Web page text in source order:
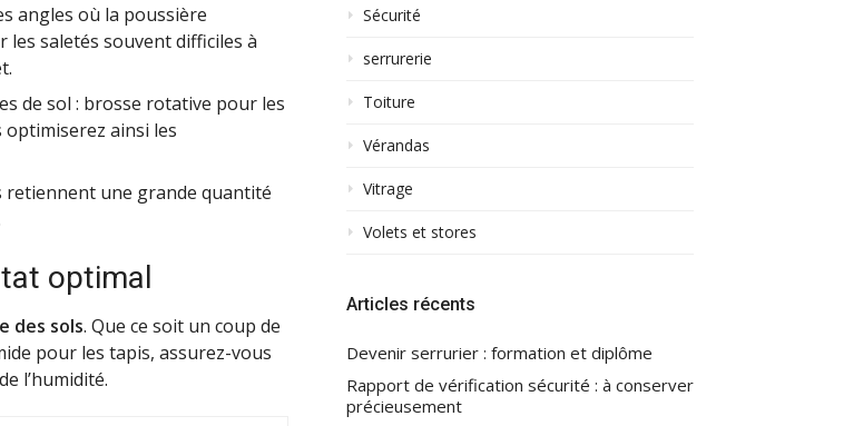
angles où la poussière
les saletés souvent difficiles à
de sol : brosse rotative pour les
ainsi les
retiennent une grande quantité
optimal
des sols. Que ce soit un coup de
pour les tapis, assurez-vous
l’humidité.
Sécurité
serrurerie
Toiture
Vérandas
Vitrage
Volets et stores
Articles récents
Devenir serrurier : formation et diplôme
Rapport de vérification sécurité : à conserver
précieusement